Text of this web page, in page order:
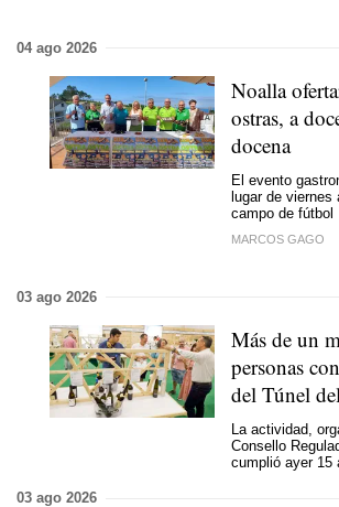
04 ago 2026
Noalla
ostras, a
docena
El evento
lugar de viernes
campo de fútbol
MARCOS GAGO
03 ago 2026
Más de un
personas
del Túnel
La actividad,
Consello
cumplió ayer 15
03 ago 2026